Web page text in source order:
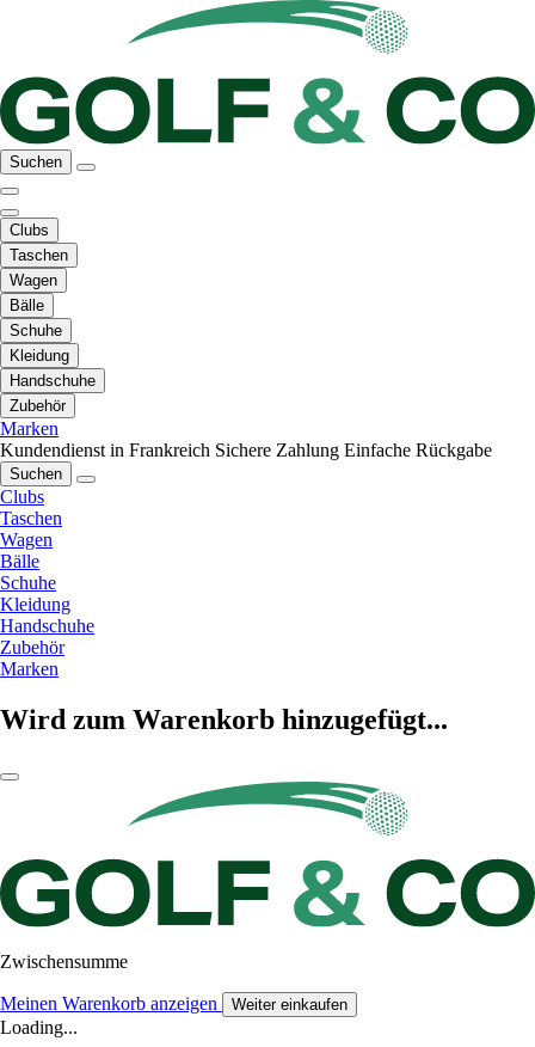
Suchen
Clubs
Taschen
Wagen
Bälle
Schuhe
Kleidung
Handschuhe
Zubehör
Marken
Kundendienst in Frankreich Sichere Zahlung Einfache Rückgabe
Suchen
Clubs
Taschen
Wagen
Bälle
Schuhe
Kleidung
Handschuhe
Zubehör
Marken
Wird zum Warenkorb hinzugefügt...
Zwischensumme
Meinen Warenkorb anzeigen Weiter einkaufen
Loading...